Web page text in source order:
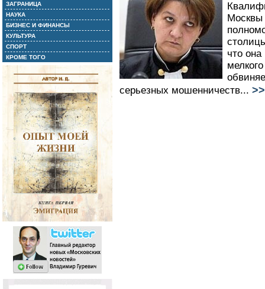
ЗАГРАНИЦА
НАУКА
БИЗНЕС И ФИНАНСЫ
КУЛЬТУРА
СПОРТ
КРОМЕ ТОГО
Москвы
что
серьезных мошенничеств... >>